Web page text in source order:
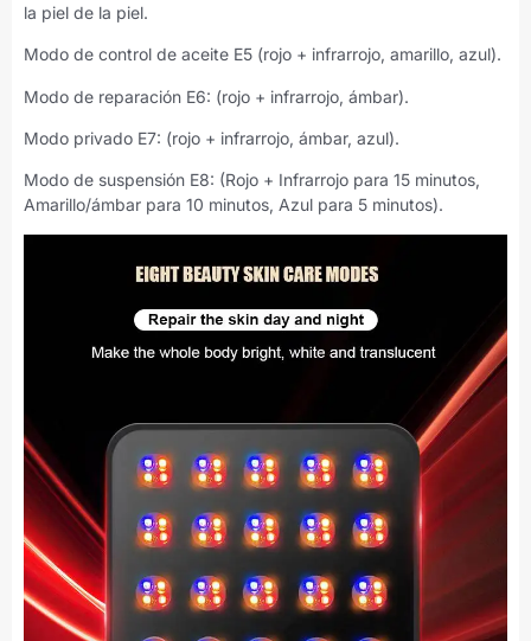
la piel de la piel.
Modo de control de aceite E5 (rojo + infrarrojo, amarillo, azul).
Modo de reparación E6: (rojo + infrarrojo, ámbar).
Modo privado E7: (rojo + infrarrojo, ámbar, azul).
Modo de suspensión E8: (Rojo + Infrarrojo para 15 minutos,
Amarillo/ámbar para 10 minutos, Azul para 5 minutos).